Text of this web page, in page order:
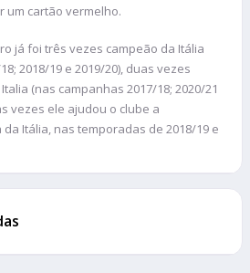
um cartão vermelho.
já foi três vezes campeão da Itália
2018/19 e 2019/20), duas vezes
(nas campanhas 2017/18; 2020/21
vezes ele ajudou o clube a
Itália, nas temporadas de 2018/19 e